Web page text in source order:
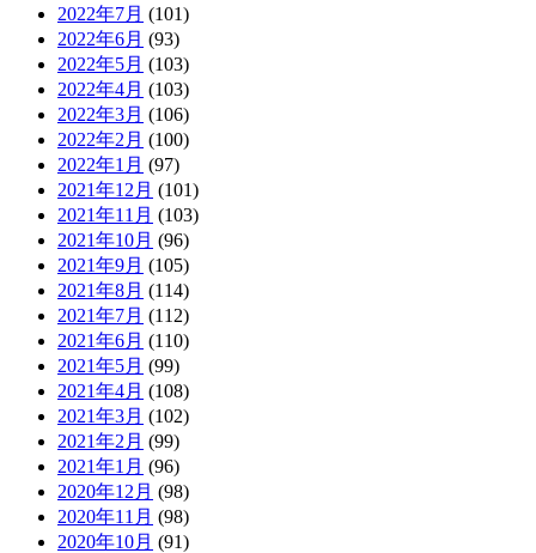
2022年7月 (101)
2022年6月 (93)
2022年5月 (103)
2022年4月 (103)
2022年3月 (106)
2022年2月 (100)
2022年1月 (97)
2021年12月 (101)
2021年11月 (103)
2021年10月 (96)
2021年9月 (105)
2021年8月 (114)
2021年7月 (112)
2021年6月 (110)
2021年5月 (99)
2021年4月 (108)
2021年3月 (102)
2021年2月 (99)
2021年1月 (96)
2020年12月 (98)
2020年11月 (98)
2020年10月 (91)